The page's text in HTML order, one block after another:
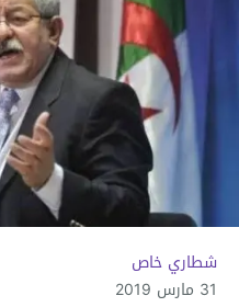
شطاري خاص
31 مارس 2019